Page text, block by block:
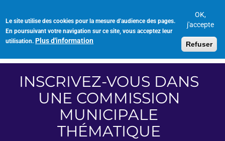
Le site utilise des cookies pour la mesure d'audience des pages.
En poursuivant votre navigation sur ce site, vous acceptez leur
utilisation. Plus d'information
OK,
j'accepte
Refuser
contenu
principal
INSCRIVEZ-VOUS DANS
UNE COMMISSION
MUNICIPALE
THÉMATIQUE